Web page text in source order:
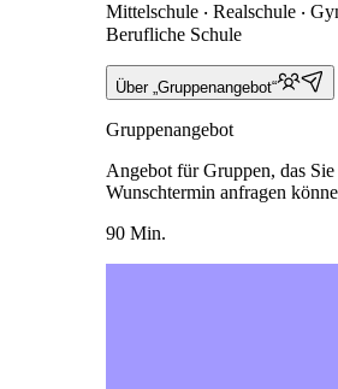
Mittelschule ‧ Realschule ‧
Berufliche Schule
Über „Gruppenangebot“
Gruppenangebot
Angebot für Gruppen, das
Wunschtermin anfragen
90 Min.